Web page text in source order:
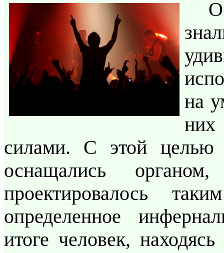
на
силами. С этой целью
оснащались
проектировалось
определенное
итоге человек,